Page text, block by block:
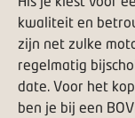
kwaliteit en
zijn net zulke
regelmatig
date. Voor het
ben je bij een